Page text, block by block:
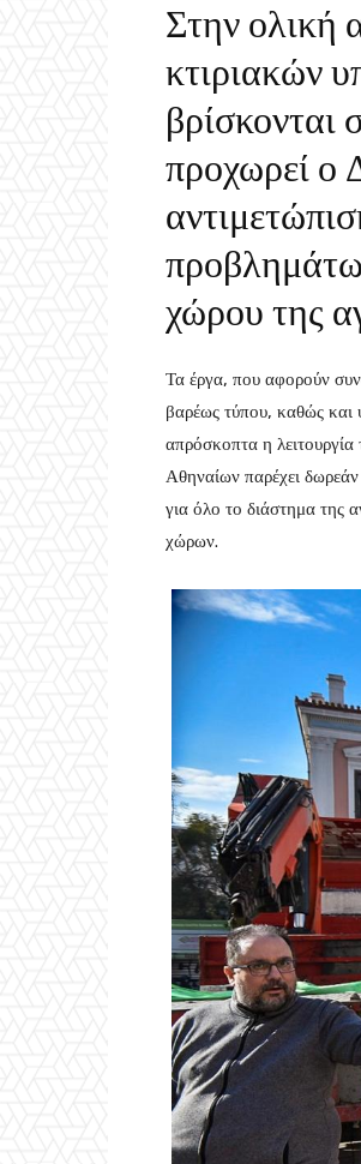
Στην ολική
κτιριακών
προχωρεί ο
χώρου της
Τα έργα, που αφορούν
βαρέως τύπου, καθώς και
απρόσκοπτα η
Αθηναίων παρέχει
για όλο το διάστημα της
χώρων.